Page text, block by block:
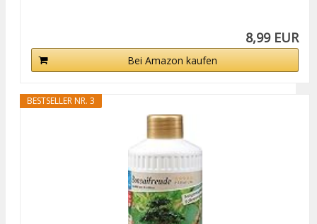
8,99 EUR
Bei Amazon kaufen
BESTSELLER NR. 3